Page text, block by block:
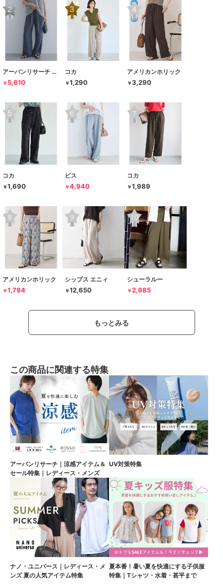
アーバンリサーチ ドアーズ
￥ 5,610
コカ
￥1,290
アメリカンホリック
￥3,290
コカ
￥1,690
ビス
￥4,940
コカ
￥1,989
アメリカンホリック
￥1,794
シップス エニィ
￥12,650
シューラルー
￥2,985
もっとみる
この商品に関連する特集
アーバンリサーチ｜涼感アイテム＆
セール特集｜レディース・メンズ
UV対策特集
ナノ・ユニバース｜レディース・メ
ンズ 夏の人気アイテム特集
夏本番！暑い夏を快適にする子供服
特集｜Tシャツ・水着・甚平まで